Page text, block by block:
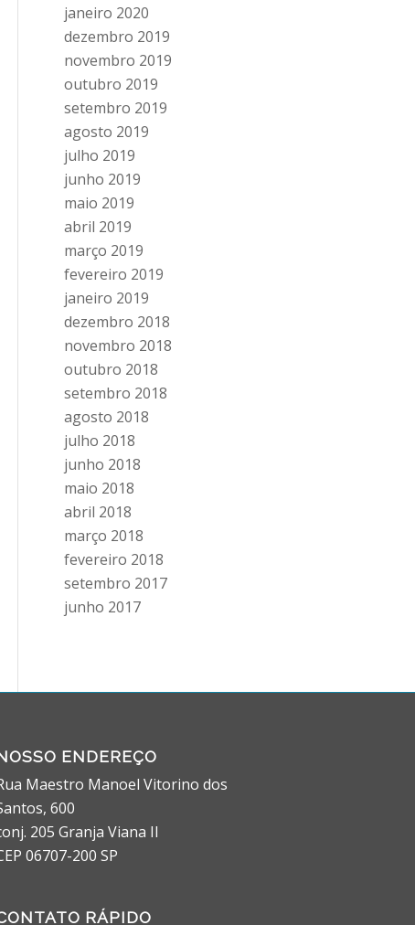
janeiro 2020
dezembro 2019
novembro 2019
outubro 2019
setembro 2019
agosto 2019
julho 2019
junho 2019
maio 2019
abril 2019
março 2019
fevereiro 2019
janeiro 2019
dezembro 2018
novembro 2018
outubro 2018
setembro 2018
agosto 2018
julho 2018
junho 2018
maio 2018
abril 2018
março 2018
fevereiro 2018
setembro 2017
junho 2017
ENDEREÇO
Maestro Manoel Vitorino dos
600
205 Granja Viana II
06707-200 SP
RÁPIDO